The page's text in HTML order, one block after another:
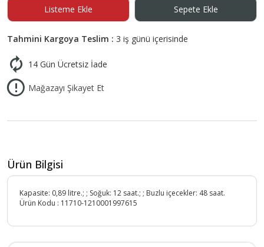
Listeme Ekle Sepete Ekle
Tahmini Kargoya Teslim : 3 iş günü içerisinde
14 Gün Ücretsiz İade
Mağazayı Şikayet Et
Ürün Bilgisi
Kapasite: 0,89 litre.; ; Soğuk: 12 saat.; ; Buzlu içecekler: 48 saat.
Ürün Kodu : 11710-1210001997615